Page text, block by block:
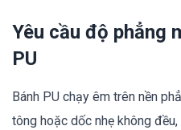
Yêu cầu độ phẳng
PU
Bánh PU chạy êm trên nền
tông hoặc dốc nhẹ không